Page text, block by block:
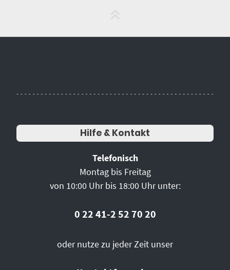
Hilfe & Kontakt
Telefonisch
Montag bis Freitag
von 10:00 Uhr bis 18:00 Uhr unter:
0 22 41-2 52 70 20
oder nutze zu jeder Zeit unser